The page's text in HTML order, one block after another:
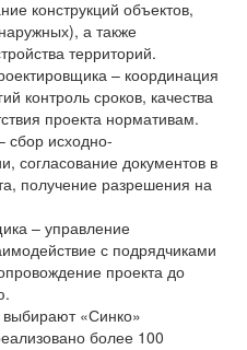
конструкций объектов,
а также
территорий.
– координация
контроль сроков, качества
проекта нормативам.
сбор исходно-
согласование документов в
получение разрешения на
– управление
с подрядчиками
проекта до
выбирают «Синко»
более 100